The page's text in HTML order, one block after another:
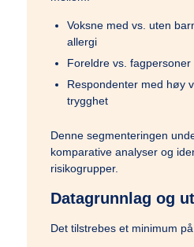
Voksne med vs. uten
allergi
Foreldre vs. fagpersoner
Respondenter med høy
trygghet
Denne segmenteringen
komparative analyser og
risikogrupper.
Datagrunnlag og
Det tilstrebes et minimum